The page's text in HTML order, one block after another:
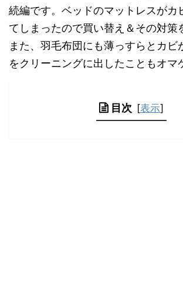
続編です。ベッドのマットレスがカ
てしまったので買い替え＆その対策
また、羽毛布団にも薄っすらとカビ
をクリーニングに出したこともオマ
目次 [表示]